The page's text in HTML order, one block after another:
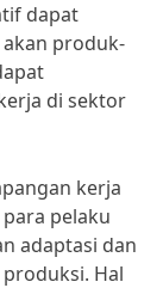
dapat
produk-
di sektor
kerja
pelaku
adaptasi dan
Hal